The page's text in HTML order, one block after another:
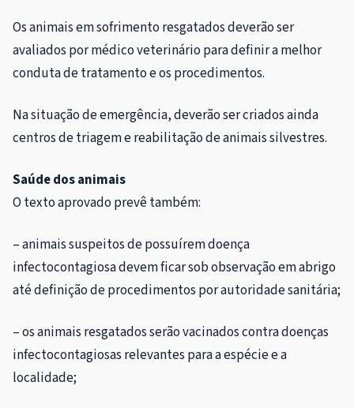
Os animais em sofrimento resgatados deverão ser
avaliados por médico veterinário para definir a melhor
conduta de tratamento e os procedimentos.
Na situação de emergência, deverão ser criados ainda
centros de triagem e reabilitação de animais silvestres.
Saúde dos animais
O texto aprovado prevê também:
– animais suspeitos de possuírem doença
infectocontagiosa devem ficar sob observação em abrigo
até definição de procedimentos por autoridade sanitária;
– os animais resgatados serão vacinados contra doenças
infectocontagiosas relevantes para a espécie e a
localidade;